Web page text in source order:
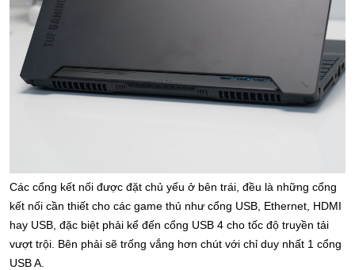
Các cổng kết nối được đặt chủ yếu ở bên trái, đều là những cổng
kết nối cần thiết cho các game thủ như cổng USB, Ethernet, HDMI
hay USB, đặc biệt phải kể đến cổng USB 4 cho tốc độ truyền tải
vượt trội. Bên phải sẽ trống vắng hơn chút với chỉ duy nhất 1 cổng
USB A.